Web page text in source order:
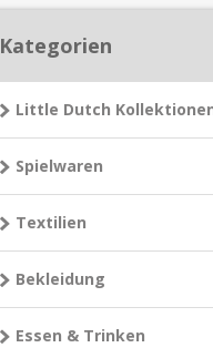
Kategorien
Little Dutch
Spielwaren
Textilien
Bekleidung
Essen & Trinken